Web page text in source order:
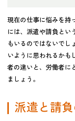
現在の仕事に悩みを持
には、派遣や請負とい
もいるのではないでし
いように思われるかも
者の違いと、労働者に
ましょう。
派遣と請